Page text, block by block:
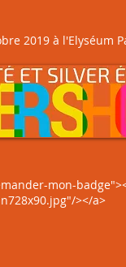
2019 à l'Elyséum
mon-
></a>